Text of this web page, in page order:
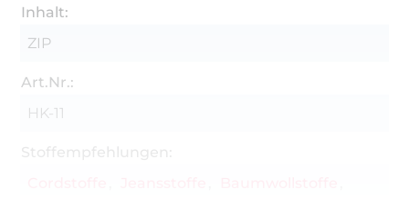
Inhalt:
ZIP
Art.Nr.:
HK-11
Stoffempfehlungen: